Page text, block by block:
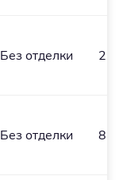
Без отделки
Без отделки